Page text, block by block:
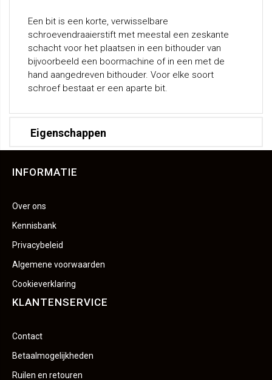
Een bit is een korte, verwisselbare
schroevendraaierstift met meestal een zeskante
schacht voor het plaatsen in een bithouder van
bijvoorbeeld een boormachine of in een met de
hand aangedreven bithouder. Voor elke soort
schroef bestaat er een aparte bit.
Eigenschappen
INFORMATIE
Over ons
Kennisbank
Privacybeleid
Algemene voorwaarden
Cookieverklaring
KLANTENSERVICE
Contact
Betaalmogelijkheden
Ruilen en retouren